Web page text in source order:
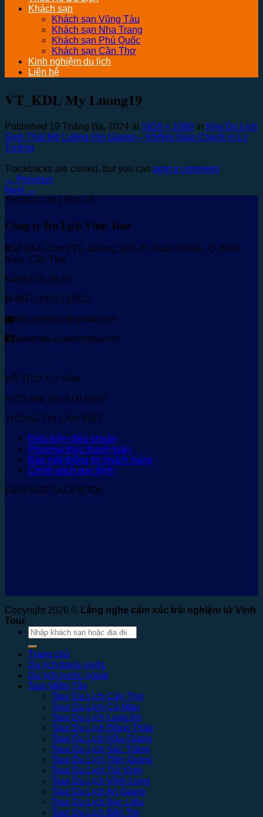
Khách sạn
Khách sạn Vũng Tàu
Khách sạn Nha Trang
Khách sạn Phú Quốc
Khách sạn Cần Thơ
Kinh nghiệm du lịch
Liên hệ
VT_KDL My Luong19
Published 19 Tháng Ba, 2024 at 1616 × 1080 in Khu Du Lịch
Sinh Thái Mỹ Luông (An Giang) – Không Gian Check in Lý
Tưởng
Trackbacks are closed, but you can post a comment.
← Previous
Next →
THÔNG TIN LIÊN HỆ
Công ty Du Lịch Vinh Tour
Số 9A4, hẻm 2T2, đường 30/4, P. Xuân Khánh, Q. Ninh
Kiều, Cần Thơ
0914.00.00.65
MST: 1801737622
info.vinhtour@gmail.com
facebook.com/vinhtourvn/
HỖ TRỢ TƯ VẤN
HOTLINE 0914.00.00.65
THÔNG TIN CẦN BIẾT
Điều kiện điều khoản
Phương thức thanh toán
Bảo mật thông tin khách hàng
Chính sách quy định
FANPAGE FACEBOOK
Copyright 2026 © Lắng nghe cảm xúc trải nghiệm từ Vinh
Tour
Tìm
kiếm:
Trang chủ
Du lịch trong nước
Du lịch nước ngoài
Tour Miền Tây
Tour Du Lịch Cần Thơ
Tour Du Lịch Cà Mau
Tour Du Lịch Long An
Tour Du Lịch Đồng Tháp
Tour Du Lịch Hậu Giang
Tour Du Lịch Sóc Trăng
Tour Du Lịch Tiền Giang
Tour Du Lịch Trà Vinh
Tour Du Lịch Vĩnh Long
Tour Du Lịch An Giang
Tour Du Lịch Bạc Liêu
Tour Du Lịch Bến Tre